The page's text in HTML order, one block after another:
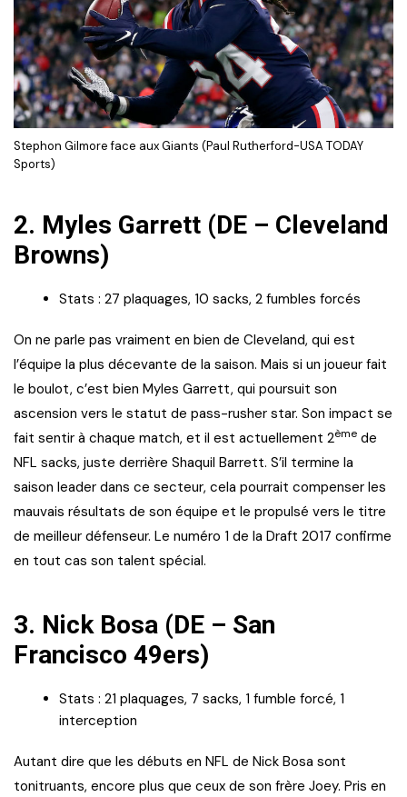
Stephon Gilmore face aux Giants (Paul Rutherford-USA TODAY
Sports)
2. Myles Garrett (DE – Cleveland
Browns)
Stats : 27 plaquages, 10 sacks, 2 fumbles forcés
On ne parle pas vraiment en bien de Cleveland, qui est
l’équipe la plus décevante de la saison. Mais si un joueur fait
le boulot, c’est bien Myles Garrett, qui poursuit son
ascension vers le statut de pass-rusher star. Son impact se
fait sentir à chaque match, et il est actuellement 2ème de
NFL sacks, juste derrière Shaquil Barrett. S’il termine la
saison leader dans ce secteur, cela pourrait compenser les
mauvais résultats de son équipe et le propulsé vers le titre
de meilleur défenseur. Le numéro 1 de la Draft 2017 confirme
en tout cas son talent spécial.
3. Nick Bosa (DE – San
Francisco 49ers)
Stats : 21 plaquages, 7 sacks, 1 fumble forcé, 1
interception
Autant dire que les débuts en NFL de Nick Bosa sont
tonitruants, encore plus que ceux de son frère Joey. Pris en